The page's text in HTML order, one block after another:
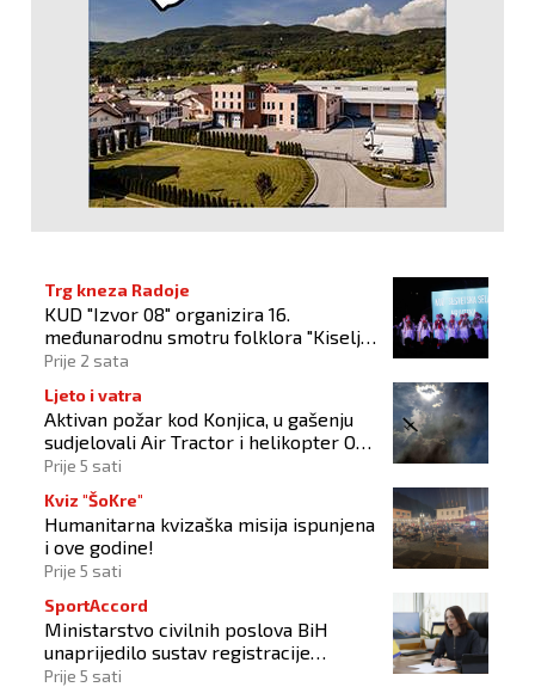
Trg kneza Radoje
KUD "Izvor 08" organizira 16.
međunarodnu smotru folklora "Kiseljak
2026"
Prije 2 sata
Ljeto i vatra
Aktivan požar kod Konjica, u gašenju
sudjelovali Air Tractor i helikopter OS-
a BiH
Prije 5 sati
Kviz "ŠoKre"
Humanitarna kvizaška misija ispunjena
i ove godine!
Prije 5 sati
SportAccord
Ministarstvo civilnih poslova BiH
unaprijedilo sustav registracije
sportskih organizacija
Prije 5 sati